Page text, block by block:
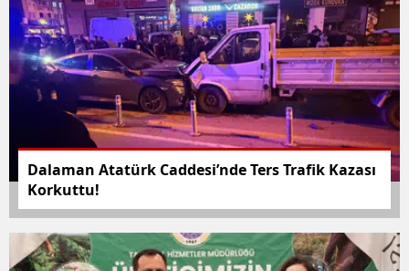
Dalaman Atatürk Caddesi’nde Ters Trafik Kazası
Korkuttu!